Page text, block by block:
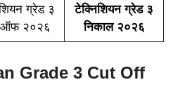
ग्रेड ३
२०२६
टेक्निशियन ग्रेड ३
निकाल २०२६
Grade 3 Cut Off